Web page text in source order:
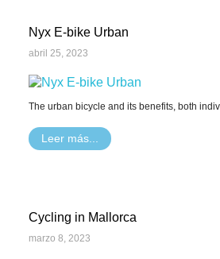
Nyx E-bike Urban
abril 25, 2023
The urban bicycle and its benefits, both
Leer más...
Cycling in Mallorca
marzo 8, 2023